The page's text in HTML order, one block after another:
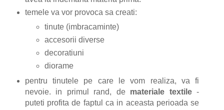
temele va vor provoca sa creati:
tinute (imbracaminte)
accesorii diverse
decoratiuni
diorame
pentru tinutele pe care le vom realiza, va fi
nevoie. in primul rand, de materiale textile-
puteti profita de faptul ca in aceasta perioada se